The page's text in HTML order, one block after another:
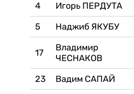
4
Игорь ПЕРДУТА
5
Наджиб ЯКУБУ
17
Владимир
ЧЕСНАКОВ
23 Вадим САПАЙ